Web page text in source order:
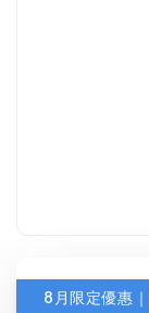
8月限定優惠